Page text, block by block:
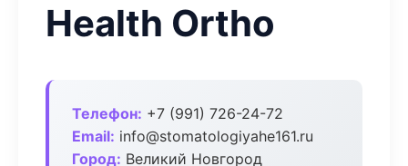
Health Ortho
Телефон: +7 (991) 726-24-72
Email: info@stomatologiyahe161.ru
Город: Великий Новгород